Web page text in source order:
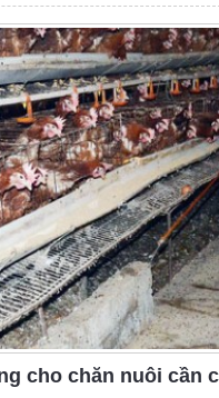
cho chăn nuôi cần